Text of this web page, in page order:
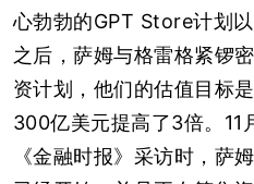
心勃勃的GPT Store计划
之后，萨姆与格雷格紧锣
资计划，他们的估值目标
300亿美元提高了3倍。11
《金融时报》采访时，萨